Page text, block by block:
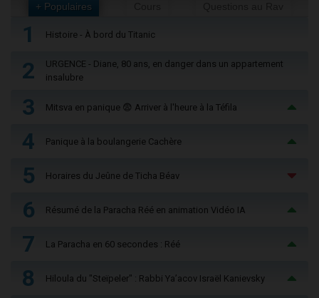
+ Populaires
1 Histoire - À bord du Titanic
2
URGENCE - Diane, 80 ans, en danger dans un appartement
insalubre
3 Mitsva en panique 😨 Arriver à l'heure à la Téfila
4 Panique à la boulangerie Cachère
5 Horaires du Jeûne de Ticha Béav
6 Résumé de la Paracha Réé en animation Vidéo IA
7 La Paracha en 60 secondes : Réé
8 Hiloula du "Steïpeler" : Rabbi Ya’acov Israël Kanievsky